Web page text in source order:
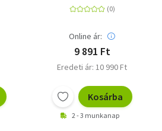
Online ár:
9 891 Ft
Eredeti ár: 10 990 Ft
Kosárba
2 - 3 munkanap